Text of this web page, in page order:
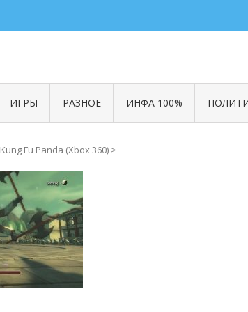
ИГРЫ РАЗНОЕ ИНФА 100%
Kung Fu Panda (Xbox 360) >